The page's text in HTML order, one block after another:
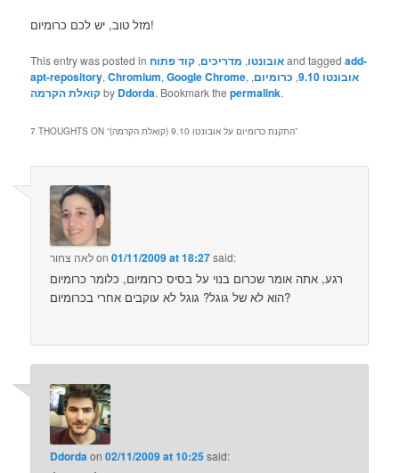
מזל טוב, יש לכם כרומיום!
This entry was posted in אובונטו, מדריכים, קוד פתוח and taggedadd-
apt-repository,Chromium,Google Chrome, אובונטו 9.10 , כרומיום,
קואלת הקרמהby Ddorda. Bookmark thepermalink.
7 THOUGHTS ON “ התקנת כרומיום על אובונטו 9.10 (קואלת הקרמה)”
לאה צחורon01/11/2009 at 18:27said:
רגע, אתה אומר שכרום בנוי על בסיס כרומיום, כלומר כרומיום
הוא לא של גוגל? גוגל לא עוקבים אחרי בכרומיום?
Ddordaon02/11/2009 at 10:25said: